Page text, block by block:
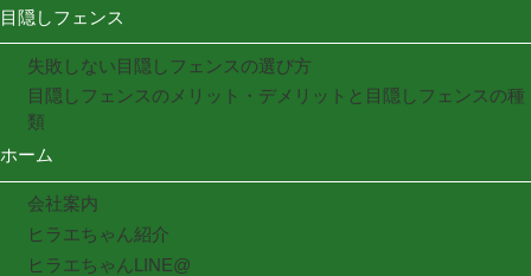
目隠しフェンス
失敗しない目隠しフェンスの選び方
目隠しフェンスのメリット・デメリットと目隠しフェンスの種
類
ホーム
会社案内
ヒラエちゃん紹介
ヒラエちゃんLINE@